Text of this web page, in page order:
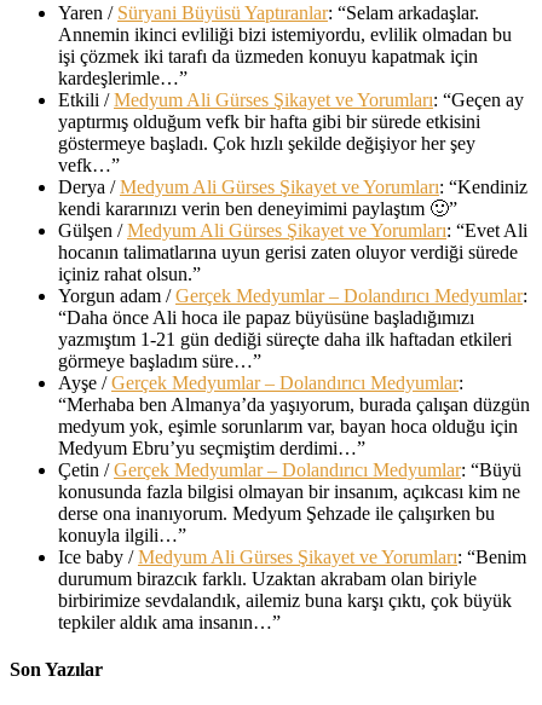
Yaren / Süryani Büyüsü Yaptıranlar: “Selam arkadaşlar.
Annemin ikinci evliliği bizi istemiyordu, evlilik olmadan bu
işi çözmek iki tarafı da üzmeden konuyu kapatmak için
kardeşlerimle…”
Etkili /Medyum Ali Gürses Şikayet ve Yorumları: “Geçen ay
yaptırmış olduğum vefk bir hafta gibi bir sürede etkisini
göstermeye başladı. Çok hızlı şekilde değişiyor her şey
vefk…”
Derya /Medyum Ali Gürses Şikayet ve Yorumları: “Kendiniz
kendi kararınızı verin ben deneyimimi paylaştım 🙂”
Gülşen /Medyum Ali Gürses Şikayet ve Yorumları: “Evet Ali
hocanın talimatlarına uyun gerisi zaten oluyor verdiği sürede
içiniz rahat olsun.”
Yorgun adam /Gerçek Medyumlar – Dolandırıcı Medyumlar:
“Daha önce Ali hoca ile papaz büyüsüne başladığımızı
yazmıştım 1-21 gün dediği süreçte daha ilk haftadan etkileri
görmeye başladım süre…”
Ayşe /Gerçek Medyumlar – Dolandırıcı Medyumlar:
“Merhaba ben Almanya’da yaşıyorum, burada çalışan düzgün
medyum yok, eşimle sorunlarım var, bayan hoca olduğu için
Medyum Ebru’yu seçmiştim derdimi…”
Çetin /Gerçek Medyumlar – Dolandırıcı Medyumlar: “Büyü
konusunda fazla bilgisi olmayan bir insanım, açıkcası kim ne
derse ona inanıyorum. Medyum Şehzade ile çalışırken bu
konuyla ilgili…”
Ice baby /Medyum Ali Gürses Şikayet ve Yorumları: “Benim
durumum birazcık farklı. Uzaktan akrabam olan biriyle
birbirimize sevdalandık, ailemiz buna karşı çıktı, çok büyük
tepkiler aldık ama insanın…”
Son Yazılar